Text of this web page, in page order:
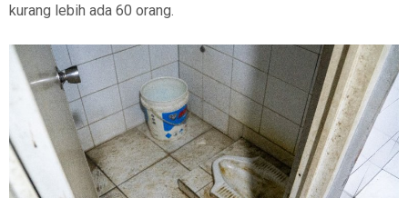
kurang lebih ada 60 orang.